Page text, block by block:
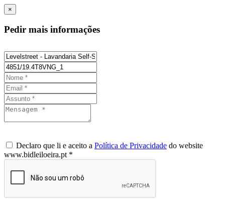
×
Pedir mais informações
Declaro que li e aceito a Política de Privacidade do website
www.bidleiloeira.pt *